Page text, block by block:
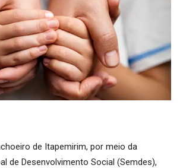
de Itapemirim, por meio da
de Desenvolvimento Social (Semdes),